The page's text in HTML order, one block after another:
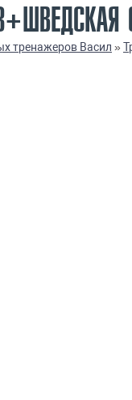
тренажеров Васил »